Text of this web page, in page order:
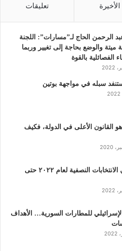
د
إ
و
ب
ق
الأخيرة تعليقات
الرحمن الحاج لـ”مسارات”: اللجنة
ميتة والوضع بحاجة إلى تغيير وربما
الفصائلية بالقوة
سبله في مواجهة بوتين
هو القانون الأعلى في الدولة، فكيف
ماذا تعني الانتخابات النصفية لعام ٢٠٢٢ حتى
للمطارات السورية… الأهداف